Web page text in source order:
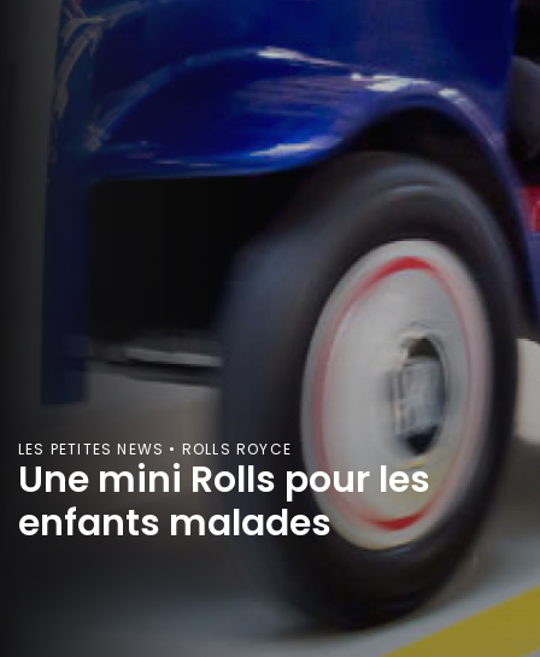
LES PETITES NEWS • ROLLS ROYCE
Une mini Rolls pour les
enfants malades